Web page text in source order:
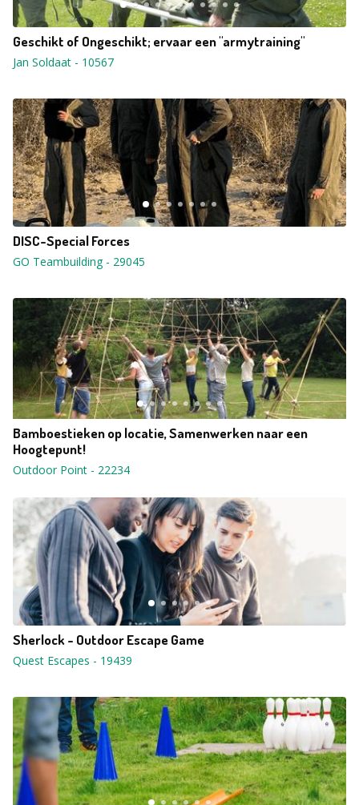
Geschikt of Ongeschikt; ervaar een "armytraining"
Jan Soldaat - 10567
DISC-Special Forces
GO Teambuilding- 29045
Bamboestieken op locatie, Samenwerken naar een
Hoogtepunt!
Outdoor Point - 22234
Sherlock - Outdoor Escape Game
Quest Escapes - 19439